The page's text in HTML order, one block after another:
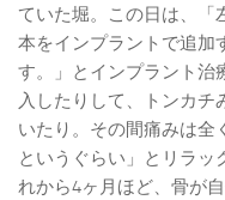
ていた堀。この日は、「
本をインプラントで追加
す。」とインプラント治
入したりして、トンカチ
いたり。その間痛みは全
というぐらい」とリラッ
れから4ヶ月ほど、骨が